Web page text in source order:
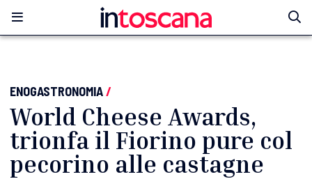
ENOGASTRONOMIA/
World Cheese Awards,
trionfa il Fiorino pure col
pecorino alle castagne